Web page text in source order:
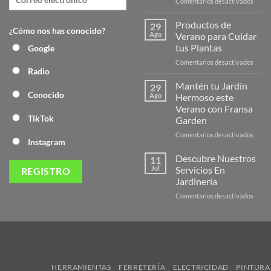
¿Cómo nos has conocido?
Google
Radio
Conocido
TikTok
Instagram
Página
29
Ago
Productos de
Verano para Cuidar
tus Plantas
Comentarios desactivados
29
Ago
Mantén tu Jardín
Hermoso este
Verano con Fransa
Garden
Comentarios desactivados
Jardín
11
Jul
Descubre Nuestros
Servicios En
Jardinería
Comentarios desactivados
HERRAMIENTAS FERRETERÍA ELECTRICIDAD